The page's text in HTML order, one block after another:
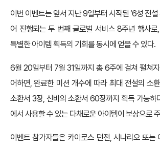
이번 이벤트는 앞서 지난 9일부터 시작된 ‘6성 전설
어 진행되는 두 번째 글로벌 서비스 8주년 행사로
특별한 아이템 획득의 기회를 동시에 얻을 수 있다.
6월 20일부터 7월 31일까지 총 6주에 걸쳐 펼쳐
어하면, 완료한 미션 개수에 따라 최대 전설의 소
소환서 3장, 신비의 소환서 60장까지 획득 가능하
에서 사용할 수 있는 다채로운 아이템이 보상으로
이벤트 참가자들은 카이로스 던전, 시나리오 또는